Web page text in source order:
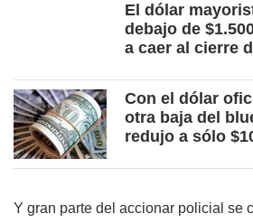
El dólar
debajo de
a caer al cierre
Con el dólar
otra baja del
redujo a sólo
Y gran parte del accionar policial se